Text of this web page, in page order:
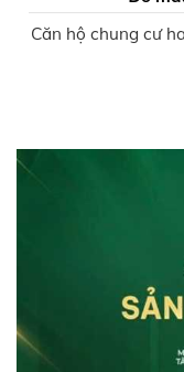
Căn hộ chung cư